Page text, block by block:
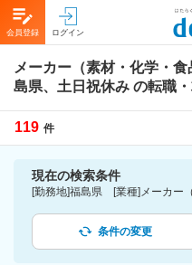
会員登録 ログイン
メーカー（素材・化学・
島県、土日祝休み の転職
119 件
現在の検索条件
条件の変更